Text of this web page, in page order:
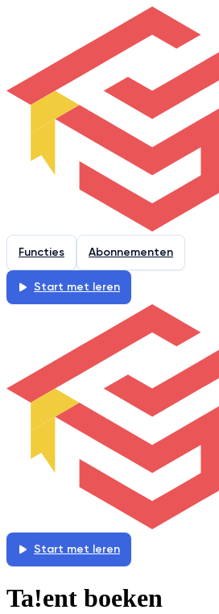
Functies Abonnementen
Start met leren
Start met leren
Ta!ent boeken